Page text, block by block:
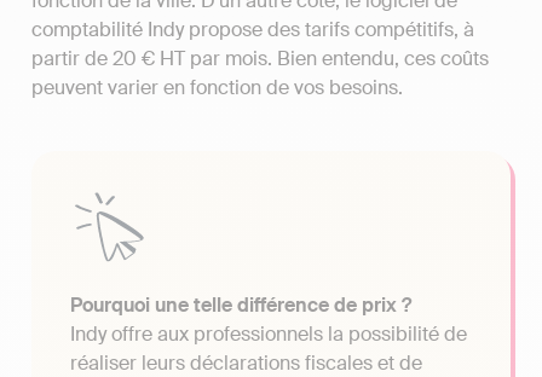
comptabilité Indy propose des tarifs compétitifs, à
partir de 20 € HT par mois. Bien entendu, ces coûts
peuvent varier en fonction de vos besoins.
Pourquoi une telle différence de prix ?
Indy offre aux professionnels la possibilité de
réaliser leurs déclarations fiscales et de